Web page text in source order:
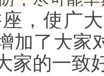
，使广
加了大家
家的一致